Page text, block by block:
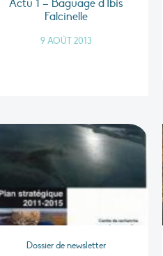
Actu 1 – Baguage d'Ibis
Falcinelle
9 AOÛT 2013
Dossier de newsletter